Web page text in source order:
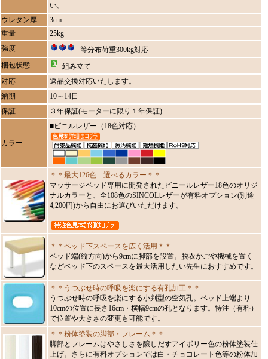
い。
ウレタン厚
3cm
重量
25kg
強度
等分布荷重300kg対応
梱包状態
組み立て
対応
返品交換対応いたします。
納期
10～14日
保証
３年保証(モーターに限り１年保証)
カラー
■ビニルレザー（18色対応）
＊＊最大126色 選べるカラー＊＊
マッサージベッド専用に開発されたビニールレザー18色のオリジ
ナルカラーと、全108色のSINCOLレザーが有料オプション(別途
4,200円)から自由にお選びいただけます。
＊＊ベッド下スペースを広く活用＊＊
ベッド端(縦方向)から9cmに脚部を設置。脱衣かごや機械を置く
などベッド下のスペースを最大活用したい先生におすすめです。
＊＊うつぶせ時の呼吸を楽にする有孔加工＊＊
うつぶせ時の呼吸を楽にする小判型の空気孔。ベッド上端より
10cmの位置に長さ16cm・横幅9cmの孔となります。特注（有料）
で位置や大きさの変更も可能です。
＊＊粉体塗装の脚部・フレーム＊＊
脚部とフレームはやさしさを醸しだすアイボリー色の粉体塗装仕
上げ。さらに有料オプションでは白・チョコレート色等の粉体加